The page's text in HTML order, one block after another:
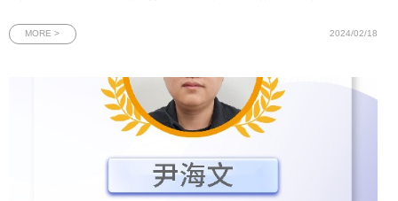
前，化繁为简解疑难。崭新征程自今始，勇往直前不畏艰。2024，我们同舟共
MORE > 2024/02/18